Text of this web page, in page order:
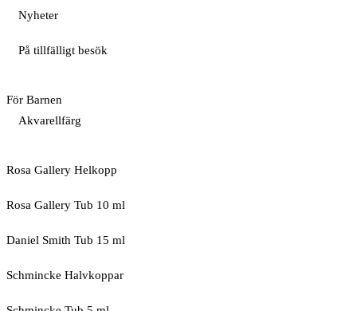
Nyheter
På tillfälligt besök
För Barnen
Akvarellfärg
Rosa Gallery Helkopp
Rosa Gallery Tub 10 ml
Daniel Smith Tub 15 ml
Schmincke Halvkoppar